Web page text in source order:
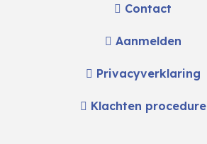
Contact
Aanmelden
Privacyverklaring
Klachten procedure